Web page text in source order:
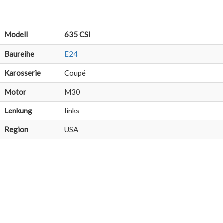
Modell 635 CSI
Baureihe E24
Karosserie Coupé
Motor M30
Lenkung links
Region USA